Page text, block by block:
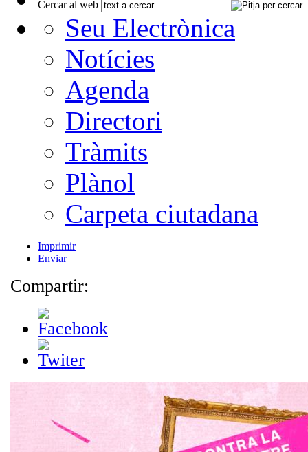
Cercar al web
Seu Electrònica
Notícies
Agenda
Directori
Tràmits
Plànol
Carpeta ciutadana
Imprimir
Enviar
Compartir: